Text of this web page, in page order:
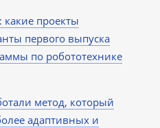
проекты
первого выпуска
по робототехнике
метод, который
адаптивных и